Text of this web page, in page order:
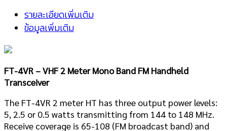
รายละเอียดเพิ่มเติม
ข้อมูลเพิ่มเติม
FT-4VR – VHF 2 Meter Mono Band FM Handheld
Transceiver
The FT-4VR 2 meter HT has three output power levels:
5, 2.5 or 0.5 watts transmitting from 144 to 148 MHz.
Receive coverage is 65-108 (FM broadcast band) and